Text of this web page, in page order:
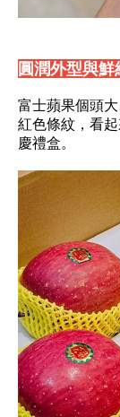
圓潤外型與鮮
富士蘋果個頭
紅色條紋，看
慶禮盒。